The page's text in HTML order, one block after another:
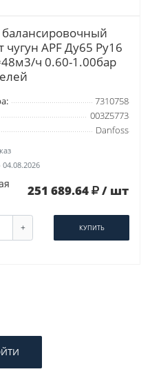
чугун APF Ду65 Ру16
ч 0.60-1.00бар
7310758
003Z5773
Danfoss
251 689.64 / шт
+ КУПИТЬ